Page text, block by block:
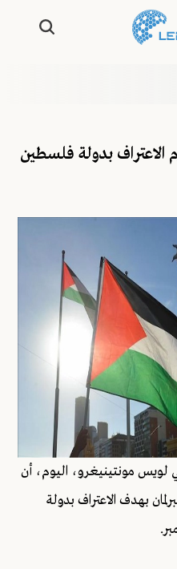
الاعتراف بدولة فلسطين
لويس مونتينيغرو، اليوم، أن
بهدف الاعتراف بدولة